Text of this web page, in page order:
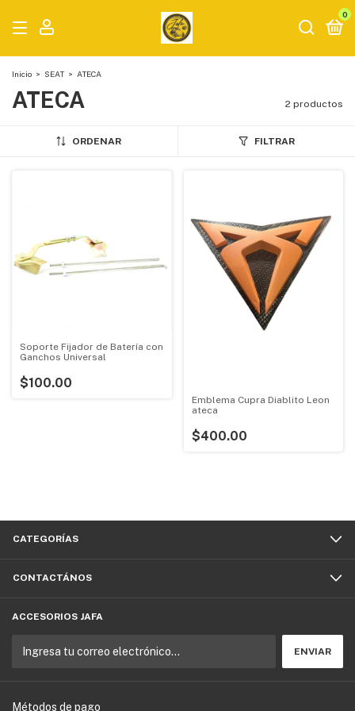
0
Inicio > SEAT > ATECA
ATECA 2 productos
ORDENAR FILTRAR
Soporte Fijador de Batería con
Ganchos Universal
$100.00
Emblema Cupra Diablito Leon
ateca
$400.00
CATEGORÍAS
CONTACTÁNOS
ACCESORIOS JAFA
Métodos de pago